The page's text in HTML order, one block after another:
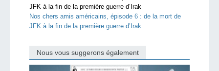
Nos chers amis américains, épisode 6 : de la mort de
JFK à la fin de la première guerre d’Irak
Nous vous suggerons également